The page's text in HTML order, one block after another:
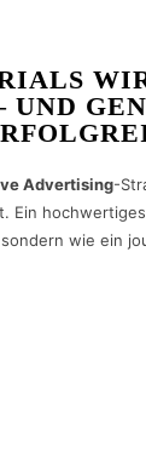
UND
Advertising-
Ein
wie ein